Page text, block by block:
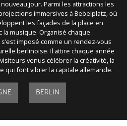
jour. Parmi les attractions les
immersives à Bebelplatz, où
les façades de la place en
musique. Organisé chaque
imposé comme un rendez-vous
berlinoise. Il attire chaque année
venus célébrer la créativité, la
qui font vibrer la capitale allemande.
BERLIN